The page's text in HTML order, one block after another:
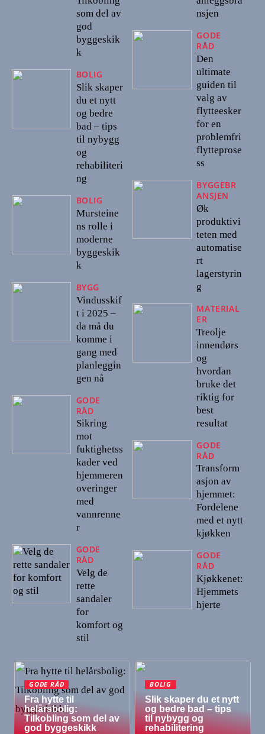
som del av
god
byggeskik
k
BOLIG
Slik skaper
du et nytt
og bedre
bad – tips
til nybygg
og
rehabiliteri
ng
BOLIG
Mursteine
ns rolle i
moderne
byggeskik
k
BYGG
Vindusskif
t i 2025 –
da må du
komme i
gang med
planleggin
gen nå
GODE
RÅD
Sikring
mot
fuktighetss
kader ved
hjemmeren
overinger
med
vannrenne
r
GODE
RÅD
Velg de
rette
sandaler
for
komfort og
stil
nsjen
GODE
RÅD
Den
ultimate
guiden til
valg av
flytteesker
for en
problemfri
flytteprose
ss
BYGGEBR
ANSJEN
Øk
produktivi
teten med
automatise
rt
lagerstyrin
g
MATERIAL
ER
Treolje
innendørs
og
hvordan
bruke det
riktig for
best
resultat
GODE
RÅD
Transform
asjon av
hjemmet:
Fordelene
med et nytt
kjøkken
GODE
RÅD
Kjøkkenet:
Hjemmets
hjerte
GODE RÅD
Fra hytte til
helårsbolig:
Tilkobling som del av
god byggeskikk
BOLIG
Slik skaper du et nytt
og bedre bad – tips
til nybygg og
rehabilitering